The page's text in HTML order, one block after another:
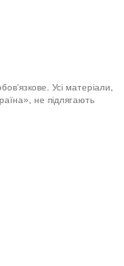
Усі матеріали,
не підлягають